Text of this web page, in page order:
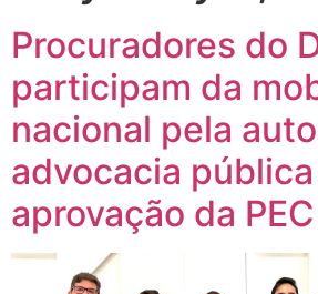
Procuradores do
participam da
nacional pela
advocacia
aprovação da